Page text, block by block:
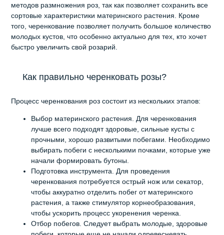
методов размножения роз, так как позволяет сохранить все
сортовые характеристики материнского растения. Кроме
того, черенкование позволяет получить большое количество
молодых кустов, что особенно актуально для тех, кто хочет
быстро увеличить свой розарий.
Как правильно черенковать розы?
Процесс черенкования роз состоит из нескольких этапов:
Выбор материнского растения. Для черенкования
лучше всего подходят здоровые, сильные кусты с
прочными, хорошо развитыми побегами. Необходимо
выбирать побеги с несколькими почками, которые уже
начали формировать бутоны.
Подготовка инструмента. Для проведения
черенкования потребуется острый нож или секатор,
чтобы аккуратно отделить побег от материнского
растения, а также стимулятор корнеобразования,
чтобы ускорить процесс укоренения черенка.
Отбор побегов. Следует выбрать молодые, здоровые